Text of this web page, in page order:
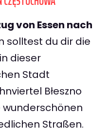
von Essen nach
solltest du dir die
dieser
Stadt
Błeszno
Straßen.